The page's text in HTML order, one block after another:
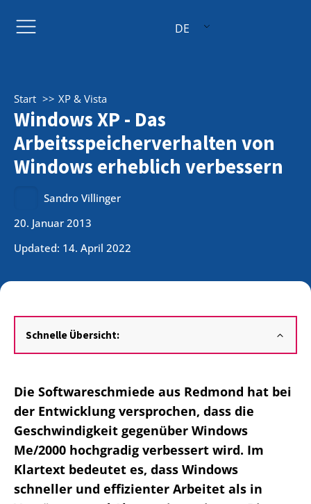
DE
Start XP & Vista
Windows XP - Das
Arbeitsspeicherverhalten von
Windows erheblich verbessern
Sandro Villinger
20. Januar 2013
Updated: 14. April 2022
Schnelle Übersicht:
Die Softwareschmiede aus Redmond hat bei
der Entwicklung versprochen, dass die
Geschwindigkeit gegenüber Windows
Me/2000 hochgradig verbessert wird. Im
Klartext bedeutet es, dass Windows
schneller und effizienter Arbeitet als in